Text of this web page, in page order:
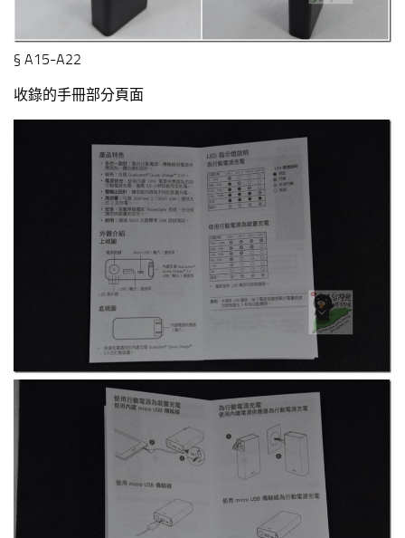
§ A15-A22
收錄的手冊部分頁面